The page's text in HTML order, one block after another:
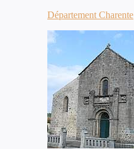
Département Charente